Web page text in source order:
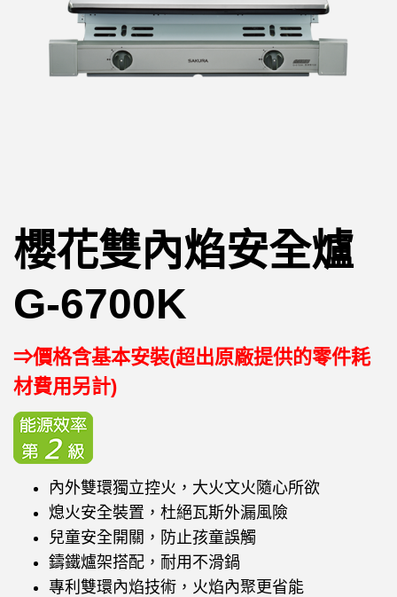
櫻花雙內焰安全爐
G-6700K
⇒價格含基本安裝(超出原廠提供的零件耗
材費用另計)
內外雙環獨立控火，大火文火隨心所欲
熄火安全裝置，杜絕瓦斯外漏風險
兒童安全開關，防止孩童誤觸
鑄鐵爐架搭配，耐用不滑鍋
專利雙環內焰技術，火焰內聚更省能